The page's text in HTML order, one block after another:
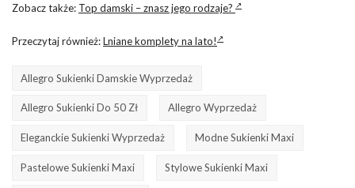
Zobacz także: Top damski – znasz jego rodzaje?
Przeczytaj również:Lniane komplety na lato!
Allegro Sukienki Damskie Wyprzedaż
Allegro Sukienki Do 50 Zł Allegro Wyprzedaż
Eleganckie Sukienki Wyprzedaż Modne Sukienki Maxi
Pastelowe Sukienki Maxi Stylowe Sukienki Maxi